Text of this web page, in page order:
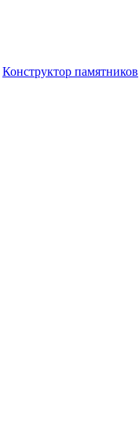
Конструктор памятников